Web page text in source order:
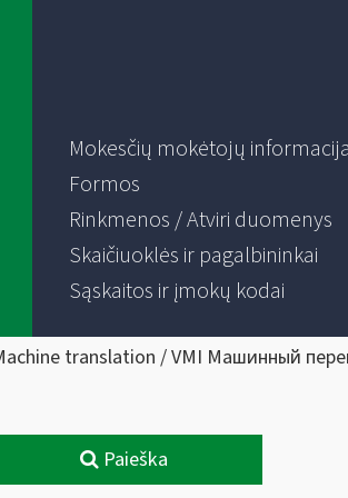
Mokesčių mokėtojų informacija
Formos
Rinkmenos / Atviri duomenys
Skaičiuoklės ir pagalbininkai
Sąskaitos ir įmokų kodai
translation / VMI Машинный
Paieška